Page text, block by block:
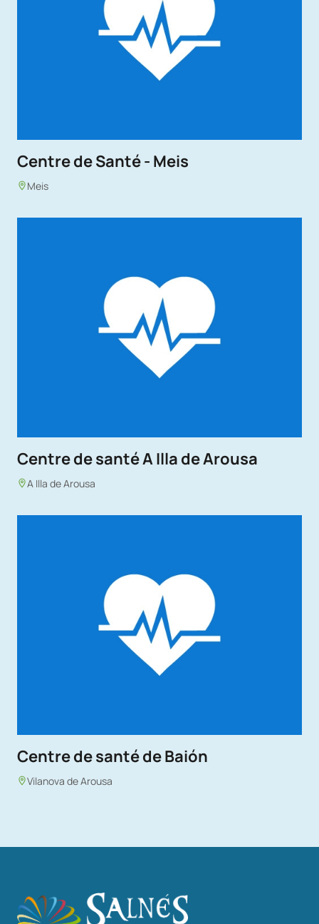
Centre de Santé - Meis
Meis
Centre de santé A Illa de Arousa
A Illa de Arousa
Centre de santé de Baión
Vilanova de Arousa